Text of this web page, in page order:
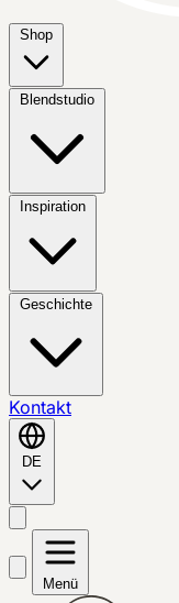
Shop
Blendstudio
Inspiration
Geschichte
Kontakt
DE
Menü